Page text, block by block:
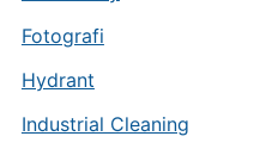
Fotografi
Hydrant
Industrial Cleaning